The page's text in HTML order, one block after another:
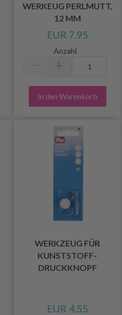
WERKEUG PERLMUTT,
12 MM
EUR 7.95
Anzahl
In den Warenkorb
WERKZEUG FÜR
KUNSTSTOFF-
DRUCKKNOPF
EUR 4.55